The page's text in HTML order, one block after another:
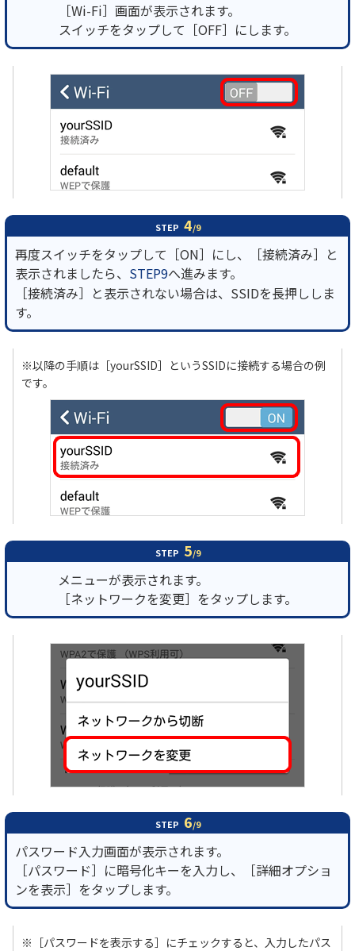
［Wi-Fi］画面が表示されます。
スイッチをタップして［OFF］にします。
STEP 4/9
再度スイッチをタップして［ON］にし、［接続済み］と
表示されましたら、 STEP9へ進みます。
［接続済み］と表示されない場合は、SSIDを長押ししま
す。
※以降の手順は［yourSSID］というSSIDに接続する場合の例
です。
STEP 5/9
メニューが表示されます。
［ネットワークを変更］をタップします。
STEP 6/9
パスワード入力画面が表示されます。
［パスワード］に暗号化キーを入力し、［詳細オプショ
ンを表示］をタップします。
※［パスワードを表示する］にチェックすると、入力したパス